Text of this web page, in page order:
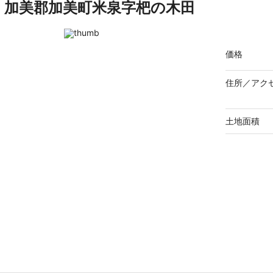
加美郡加美町米泉字杷の木田
価格
住所／アク
土地面積